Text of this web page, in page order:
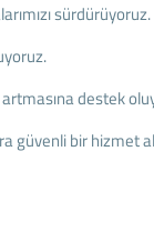
sürdürüyoruz.
destek
güvenli bir hizmet